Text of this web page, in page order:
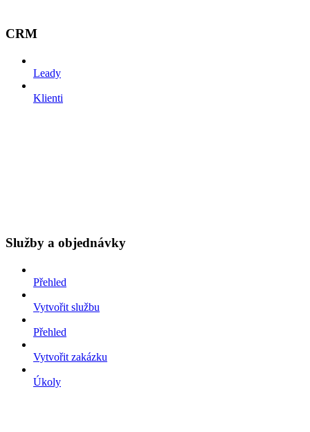
CRM
Leady
Klienti
Služby a objednávky
Přehled
Vytvořit službu
Přehled
Vytvořit zakázku
Úkoly